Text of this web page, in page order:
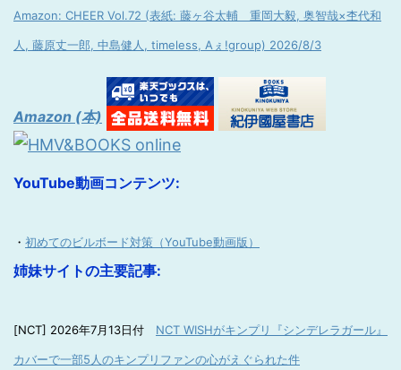
Amazon: CHEER Vol.72 (表紙: 藤ヶ谷太輔 重岡大毅, 奥智哉×杢代和
人, 藤原丈一郎, 中島健人, timeless, Aぇ!group) 2026/8/3
Amazon (本)
YouTube動画コンテンツ:
・ 初めてのビルボード対策（YouTube動画版）
姉妹サイトの主要記事:
[NCT] 2026年7月13日付 NCT WISHがキンプリ『シンデレラガール』
カバーで一部5人のキンプリファンの心がえぐられた件